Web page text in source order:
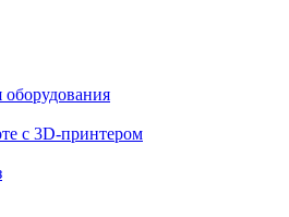
оборудования
с 3D-принтером